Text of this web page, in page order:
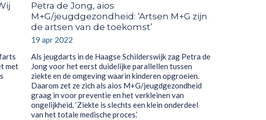
met
Petra de Jong, aios
M+G/jeugdgezondheid: ‘Artsen M+G zijn
de artsen van de toekomst’
19 apr 2022
Als jeugdarts in de Haagse Schilderswijk zag Petra de
Jong voor het eerst duidelijke parallellen tussen
ziekte en de omgeving waarin kinderen opgroeien.
Daarom zet ze zich als aios M+G/jeugdgezondheid
graag in voor preventie en het verkleinen van
ongelijkheid. ‘Ziekte is slechts een klein onderdeel
van het totale medische proces.’